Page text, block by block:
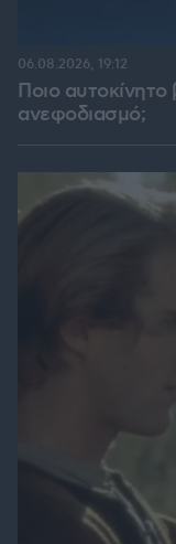
Ποιο αυτοκίνητο
ανεφοδιασμό;
06.08.2026, 19:12